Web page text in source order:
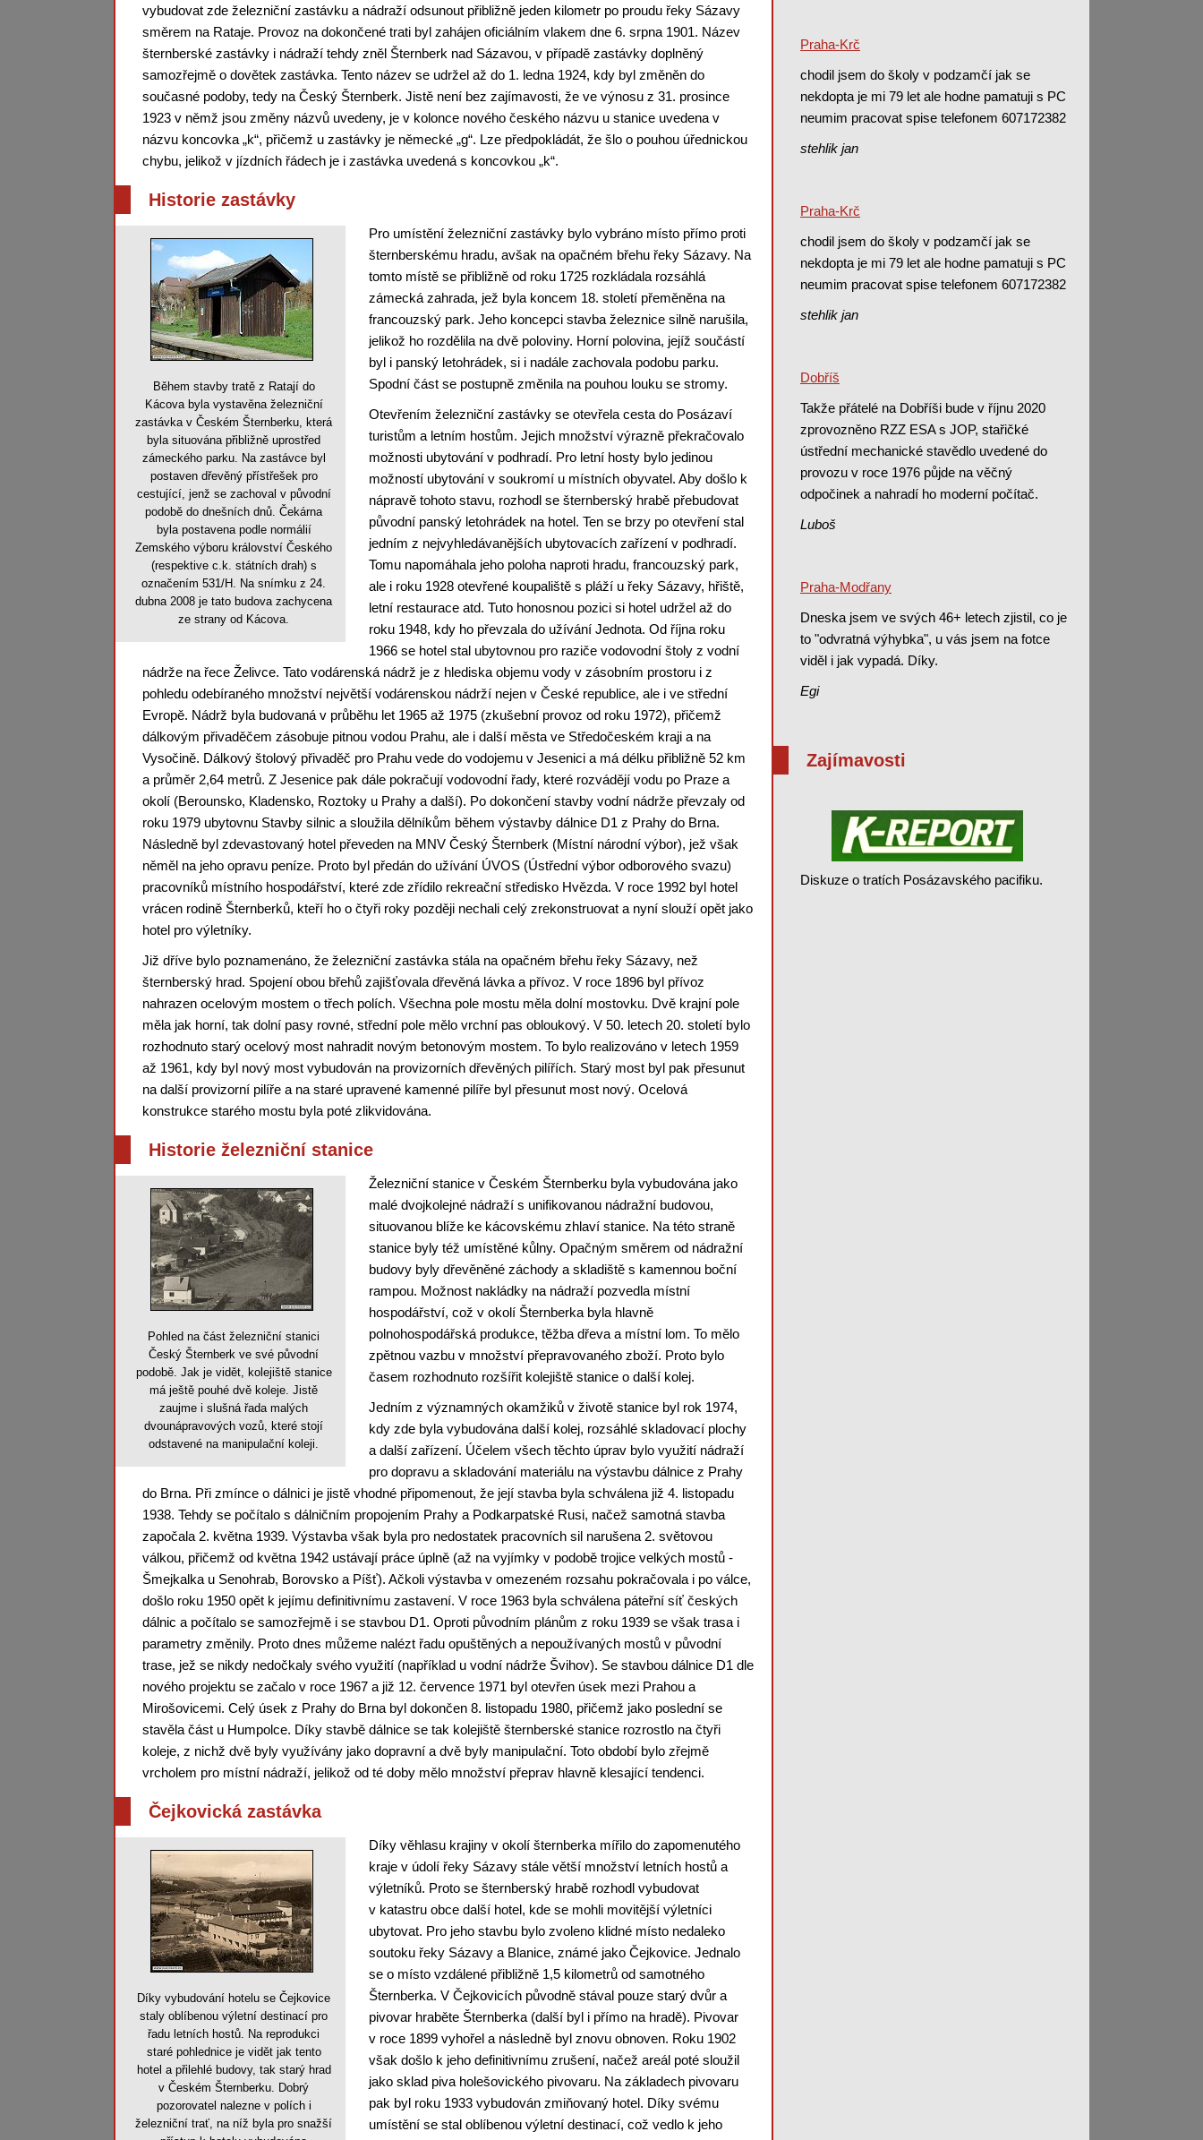
Praha-Krč
chodil jsem do školy v podzamčí jak se
nekdopta je mi 79 let ale hodne pamatuji s PC
neumim pracovat spise telefonem 607172382
stehlik jan
Praha-Krč
chodil jsem do školy v podzamčí jak se
nekdopta je mi 79 let ale hodne pamatuji s PC
neumim pracovat spise telefonem 607172382
stehlik jan
Dobříš
Takže přátelé na Dobříši bude v říjnu 2020
zprovozněno RZZ ESA s JOP, stařičké
ústřední mechanické stavědlo uvedené do
provozu v roce 1976 půjde na věčný
odpočinek a nahradí ho moderní počítač.
Luboš
Praha-Modřany
Dneska jsem ve svých 46+ letech zjistil, co je
to "odvratná výhybka", u vás jsem na fotce
viděl i jak vypadá. Díky.
Egi
Zajímavosti
Diskuze o tratích Posázavského pacifiku.
vybudovat zde železniční zastávku a nádraží odsunout přibližně jeden kilometr po proudu řeky Sázavy
směrem na Rataje. Provoz na dokončené trati byl zahájen oficiálním vlakem dne 6. srpna 1901. Název
šternberské zastávky i nádraží tehdy zněl Šternberk nad Sázavou, v případě zastávky doplněný
samozřejmě o dovětek zastávka. Tento název se udržel až do 1. ledna 1924, kdy byl změněn do
současné podoby, tedy na Český Šternberk. Jistě není bez zajímavosti, že ve výnosu z 31. prosince
1923 v němž jsou změny názvů uvedeny, je v kolonce nového českého názvu u stanice uvedena v
názvu koncovka „k“, přičemž u zastávky je německé „g“. Lze předpokládát, že šlo o pouhou úřednickou
chybu, jelikož v jízdních řádech je i zastávka uvedená s koncovkou „k“.
Historie zastávky
Během stavby tratě z Ratají do
Kácova byla vystavěna železniční
zastávka v Českém Šternberku, která
byla situována přibližně uprostřed
zámeckého parku. Na zastávce byl
postaven dřevěný přístřešek pro
cestující, jenž se zachoval v původní
podobě do dnešních dnů. Čekárna
byla postavena podle normálií
Zemského výboru království Českého
(respektive c.k. státních drah) s
označením 531/H. Na snímku z 24.
dubna 2008 je tato budova zachycena
ze strany od Kácova.
Pro umístění železniční zastávky bylo vybráno místo přímo proti
šternberskému hradu, avšak na opačném břehu řeky Sázavy. Na
tomto místě se přibližně od roku 1725 rozkládala rozsáhlá
zámecká zahrada, jež byla koncem 18. století přeměněna na
francouzský park. Jeho koncepci stavba železnice silně narušila,
jelikož ho rozdělila na dvě poloviny. Horní polovina, jejíž součástí
byl i panský letohrádek, si i nadále zachovala podobu parku.
Spodní část se postupně změnila na pouhou louku se stromy.
Otevřením železniční zastávky se otevřela cesta do Posázaví
turistům a letním hostům. Jejich množství výrazně překračovalo
možnosti ubytování v podhradí. Pro letní hosty bylo jedinou
možností ubytování v soukromí u místních obyvatel. Aby došlo k
nápravě tohoto stavu, rozhodl se šternberský hrabě přebudovat
původní panský letohrádek na hotel. Ten se brzy po otevření stal
jedním z nejvyhledávanějších ubytovacích zařízení v podhradí.
Tomu napomáhala jeho poloha naproti hradu, francouzský park,
ale i roku 1928 otevřené koupaliště s pláží u řeky Sázavy, hřiště,
letní restaurace atd. Tuto honosnou pozici si hotel udržel až do
roku 1948, kdy ho převzala do užívání Jednota. Od října roku
1966 se hotel stal ubytovnou pro raziče vodovodní štoly z vodní
nádrže na řece Želivce. Tato vodárenská nádrž je z hlediska objemu vody v zásobním prostoru i z
pohledu odebíraného množství největší vodárenskou nádrží nejen v České republice, ale i ve střední
Evropě. Nádrž byla budovaná v průběhu let 1965 až 1975 (zkušební provoz od roku 1972), přičemž
dálkovým přivaděčem zásobuje pitnou vodou Prahu, ale i další města ve Středočeském kraji a na
Vysočině. Dálkový štolový přivaděč pro Prahu vede do vodojemu v Jesenici a má délku přibližně 52 km
a průměr 2,64 metrů. Z Jesenice pak dále pokračují vodovodní řady, které rozvádějí vodu po Praze a
okolí (Berounsko, Kladensko, Roztoky u Prahy a další). Po dokončení stavby vodní nádrže převzaly od
roku 1979 ubytovnu Stavby silnic a sloužila dělníkům během výstavby dálnice D1 z Prahy do Brna.
Následně byl zdevastovaný hotel převeden na MNV Český Šternberk (Místní národní výbor), jež však
něměl na jeho opravu peníze. Proto byl předán do užívání ÚVOS (Ústřední výbor odborového svazu)
pracovníků místního hospodářství, které zde zřídilo rekreační středisko Hvězda. V roce 1992 byl hotel
vrácen rodině Šternberků, kteří ho o čtyři roky později nechali celý zrekonstruovat a nyní slouží opět jako
hotel pro výletníky.
Již dříve bylo poznamenáno, že železniční zastávka stála na opačném břehu řeky Sázavy, než
šternberský hrad. Spojení obou břehů zajišťovala dřevěná lávka a přívoz. V roce 1896 byl přívoz
nahrazen ocelovým mostem o třech polích. Všechna pole mostu měla dolní mostovku. Dvě krajní pole
měla jak horní, tak dolní pasy rovné, střední pole mělo vrchní pas obloukový. V 50. letech 20. století bylo
rozhodnuto starý ocelový most nahradit novým betonovým mostem. To bylo realizováno v letech 1959
až 1961, kdy byl nový most vybudován na provizorních dřevěných pilířích. Starý most byl pak přesunut
na další provizorní pilíře a na staré upravené kamenné pilíře byl přesunut most nový. Ocelová
konstrukce starého mostu byla poté zlikvidována.
Historie železniční stanice
Pohled na část železniční stanici
Český Šternberk ve své původní
podobě. Jak je vidět, kolejiště stanice
má ještě pouhé dvě koleje. Jistě
zaujme i slušná řada malých
dvounápravových vozů, které stojí
odstavené na manipulační koleji.
Železniční stanice v Českém Šternberku byla vybudována jako
malé dvojkolejné nádraží s unifikovanou nádražní budovou,
situovanou blíže ke kácovskému zhlaví stanice. Na této straně
stanice byly též umístěné kůlny. Opačným směrem od nádražní
budovy byly dřevěněné záchody a skladiště s kamennou boční
rampou. Možnost nakládky na nádraží pozvedla místní
hospodářství, což v okolí Šternberka byla hlavně
polnohospodářská produkce, těžba dřeva a místní lom. To mělo
zpětnou vazbu v množství přepravovaného zboží. Proto bylo
časem rozhodnuto rozšířit kolejiště stanice o další kolej.
Jedním z významných okamžiků v životě stanice byl rok 1974,
kdy zde byla vybudována další kolej, rozsáhlé skladovací plochy
a další zařízení. Účelem všech těchto úprav bylo využití nádraží
pro dopravu a skladování materiálu na výstavbu dálnice z Prahy
do Brna. Při zmínce o dálnici je jistě vhodné připomenout, že její stavba byla schválena již 4. listopadu
1938. Tehdy se počítalo s dálničním propojením Prahy a Podkarpatské Rusi, načež samotná stavba
započala 2. května 1939. Výstavba však byla pro nedostatek pracovních sil narušena 2. světovou
válkou, přičemž od května 1942 ustávají práce úplně (až na vyjímky v podobě trojice velkých mostů -
Šmejkalka u Senohrab, Borovsko a Píšť). Ačkoli výstavba v omezeném rozsahu pokračovala i po válce,
došlo roku 1950 opět k jejímu definitivnímu zastavení. V roce 1963 byla schválena páteřní síť českých
dálnic a počítalo se samozřejmě i se stavbou D1. Oproti původním plánům z roku 1939 se však trasa i
parametry změnily. Proto dnes můžeme nalézt řadu opuštěných a nepoužívaných mostů v původní
trase, jež se nikdy nedočkaly svého využití (například u vodní nádrže Švihov). Se stavbou dálnice D1 dle
nového projektu se začalo v roce 1967 a již 12. července 1971 byl otevřen úsek mezi Prahou a
Mirošovicemi. Celý úsek z Prahy do Brna byl dokončen 8. listopadu 1980, přičemž jako poslední se
stavěla část u Humpolce. Díky stavbě dálnice se tak kolejiště šternberské stanice rozrostlo na čtyři
koleje, z nichž dvě byly využívány jako dopravní a dvě byly manipulační. Toto období bylo zřejmě
vrcholem pro místní nádraží, jelikož od té doby mělo množství přeprav hlavně klesající tendenci.
Čejkovická zastávka
Díky vybudování hotelu se Čejkovice
staly oblíbenou výletní destinací pro
řadu letních hostů. Na reprodukci
staré pohlednice je vidět jak tento
hotel a přilehlé budovy, tak starý hrad
v Českém Šternberku. Dobrý
pozorovatel nalezne v polích i
železniční trať, na níž byla pro snažší
Díky věhlasu krajiny v okolí šternberka mířilo do zapomenutého
kraje v údolí řeky Sázavy stále větší množství letních hostů a
výletníků. Proto se šternberský hrabě rozhodl vybudovat
v katastru obce další hotel, kde se mohli movitější výletníci
ubytovat. Pro jeho stavbu bylo zvoleno klidné místo nedaleko
soutoku řeky Sázavy a Blanice, známé jako Čejkovice. Jednalo
se o místo vzdálené přibližně 1,5 kilometrů od samotného
Šternberka. V Čejkovicích původně stával pouze starý dvůr a
pivovar hraběte Šternberka (další byl i přímo na hradě). Pivovar
v roce 1899 vyhořel a následně byl znovu obnoven. Roku 1902
však došlo k jeho definitivnímu zrušení, načež areál poté sloužil
jako sklad piva holešovického pivovaru. Na základech pivovaru
pak byl roku 1933 vybudován zmiňovaný hotel. Díky svému
umístění se stal oblíbenou výletní destinací, což vedlo k jeho